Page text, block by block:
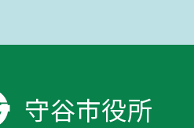
守谷市役所